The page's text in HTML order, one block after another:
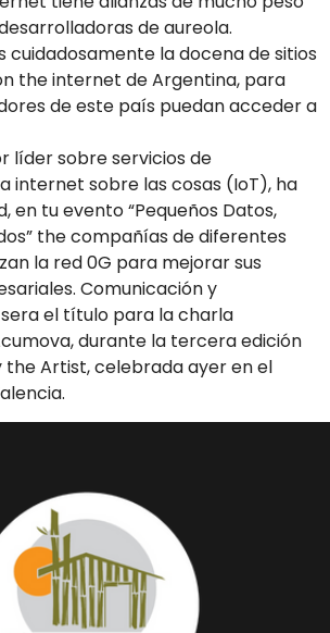
de aureola.
cuidadosamente la docena de sitios
the internet de Argentina, para
de este país puedan acceder a
líder sobre servicios de
internet sobre las cosas (IoT), ha
en tu evento “Pequeños Datos,
the compañías de diferentes
la red 0G para mejorar sus
Comunicación y
el título para la charla
durante la tercera edición
Artist, celebrada ayer en el